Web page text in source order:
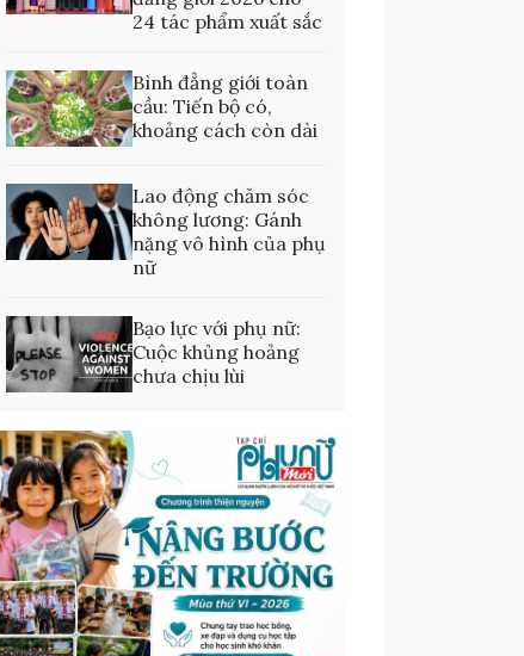
24 tác phẩm xuất sắc
Bình đẳng giới toàn
cầu: Tiến bộ có,
khoảng cách còn dài
Lao động chăm sóc
không lương: Gánh
nặng vô hình của phụ
nữ
Bạo lực với phụ nữ:
Cuộc khủng hoảng
chưa chịu lùi